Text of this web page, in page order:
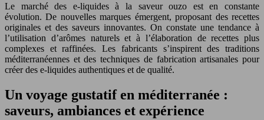
Le marché des e-liquides à la saveur ouzo est en constante
évolution. De nouvelles marques émergent, proposant des recettes
originales et des saveurs innovantes. On constate une tendance à
l’utilisation d’arômes naturels et à l’élaboration de recettes plus
complexes et raffinées. Les fabricants s’inspirent des traditions
méditerranéennes et des techniques de fabrication artisanales pour
créer des e-liquides authentiques et de qualité.
Un voyage gustatif en méditerranée :
saveurs, ambiances et expérience